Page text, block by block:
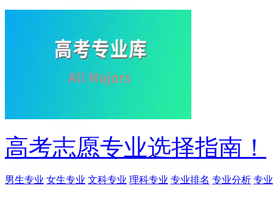
高考志愿专业选择指南！
男生专业 女生专业 文科专业 理科专业 专业排名 专业分析 专